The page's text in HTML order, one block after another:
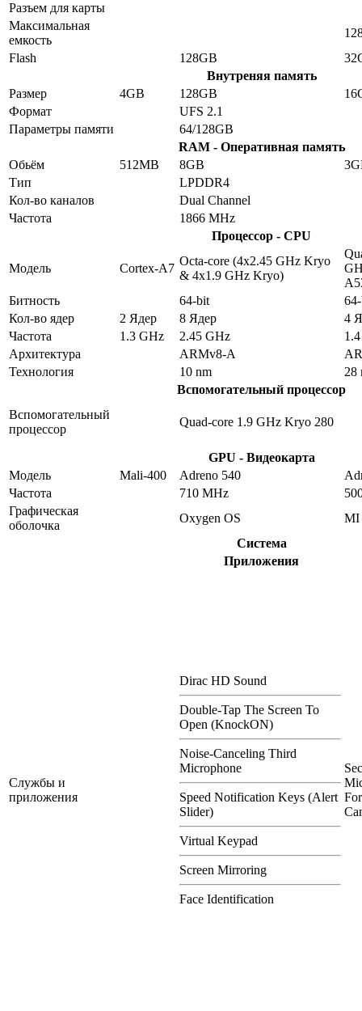
Разъем для карты
Максимальная
емкость
Flash
128GB
Внутреняя память
Размер
4GB 128GB
Формат
UFS 2.1
Параметры памяти
64/128GB
RAM - Оперативная память
Обьём
512MB 8GB
Тип
LPDDR4
Кол-во каналов
Dual Channel
Частота
1866 MHz
Процессор - CPU
Модель Cortex-A7
Octa-core (4x2.45 GHz Kryo
& 4x1.9 GHz Kryo)
Битность
64-bit
Кол-во ядер
2 Ядер 8 Ядер
4
Частота
1.3 GHz 2.45 GHz
Архитектура
ARMv8-A
Технология
10 nm
28
Вспомогательный процессор
Вспомогательный
процессор
Quad-core 1.9 GHz Kryo 280
GPU - Видеокарта
Модель
Mali-400 Adreno 540
Частота
710 MHz
Графическая
оболочка
Oxygen OS
MI
Система
Приложения
Службы и
приложения
Dirac HD Sound
Double-Tap The Screen To
Open (KnockON)
Noise-Canceling Third
Microphone
Speed Notification Keys (Alert
Slider)
Virtual Keypad
Screen Mirroring
Face Identification